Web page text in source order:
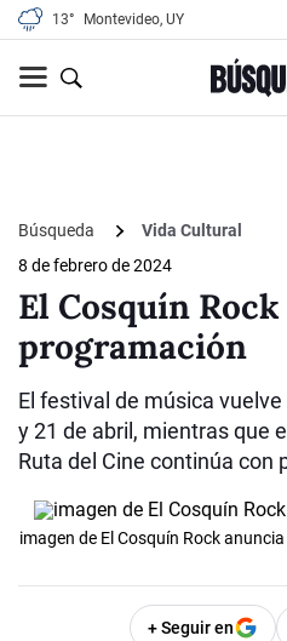
13° Montevideo, UY
Búsqueda
Vida Cultural
8 de febrero de 2024
El Cosquín
programación
El festival de música
y 21 de abril, mientras que
Ruta del Cine continúa con
imagen de El Cosquín Rock
+ Seguir en